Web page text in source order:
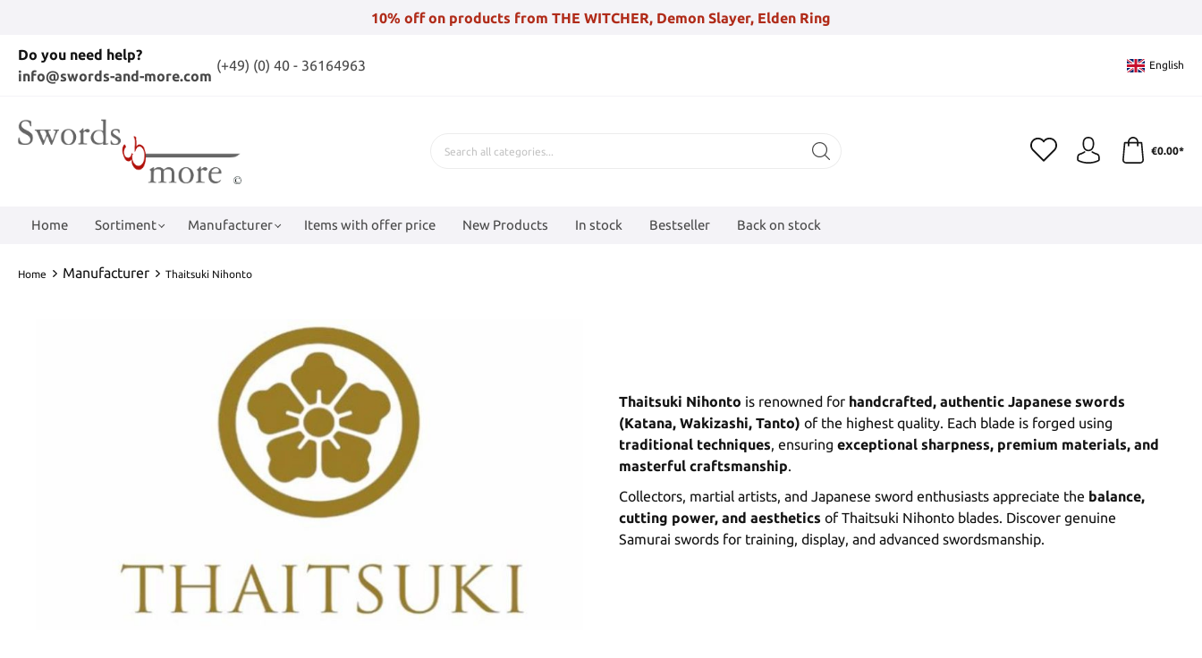
10% off on products from THE WITCHER, Demon Slayer, Elden Ring
Do you need help?
info@swords-and-more.com
(+49) (0) 40 - 36164963 English
€0.00*
Home Sortiment Manufacturer Items with offer price New Products In stock Bestseller Back on stock
Home Manufacturer Thaitsuki Nihonto
Thaitsuki Nihonto is renowned for handcrafted, authentic Japanese swords
(Katana, Wakizashi, Tanto) of the highest quality. Each blade is forged using
traditional techniques, ensuring exceptional sharpness, premium materials, and
masterful craftsmanship.
Collectors, martial artists, and Japanese sword enthusiasts appreciate the balance,
cutting power, and aesthetics of Thaitsuki Nihonto blades. Discover genuine
Samurai swords for training, display, and advanced swordsmanship.